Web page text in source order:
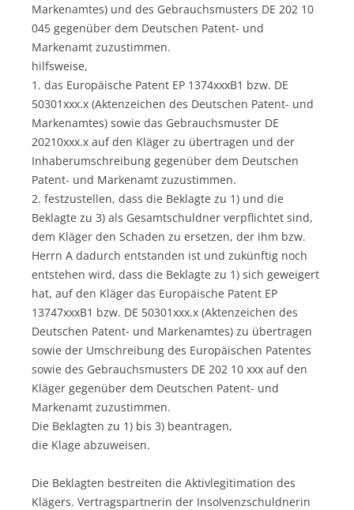
Markenamtes) und des Gebrauchsmusters DE 202 10
045 gegenüber dem Deutschen Patent- und
Markenamt zuzustimmen.
hilfsweise,
1. das Europäische Patent EP 1374xxxB1 bzw. DE
50301xxx.x (Aktenzeichen des Deutschen Patent- und
Markenamtes) sowie das Gebrauchsmuster DE
20210xxx.x auf den Kläger zu übertragen und der
Inhaberumschreibung gegenüber dem Deutschen
Patent- und Markenamt zuzustimmen.
2. festzustellen, dass die Beklagte zu 1) und die
Beklagte zu 3) als Gesamtschuldner verpflichtet sind,
dem Kläger den Schaden zu ersetzen, der ihm bzw.
Herrn A dadurch entstanden ist und zukünftig noch
entstehen wird, dass die Beklagte zu 1) sich geweigert
hat, auf den Kläger das Europäische Patent EP
13747xxxB1 bzw. DE 50301xxx.x (Aktenzeichen des
Deutschen Patent- und Markenamtes) zu übertragen
sowie der Umschreibung des Europäischen Patentes
sowie des Gebrauchsmusters DE 202 10 xxx auf den
Kläger gegenüber dem Deutschen Patent- und
Markenamt zuzustimmen.
Die Beklagten zu 1) bis 3) beantragen,
die Klage abzuweisen.
Die Beklagten bestreiten die Aktivlegitimation des
Klägers. Vertragspartnerin der Insolvenzschuldnerin